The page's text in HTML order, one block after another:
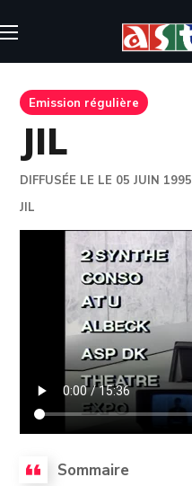
Emission régulière
JIL
DIFFUSÉE LE LE 05 JUIN 1995
JIL
Sommaire